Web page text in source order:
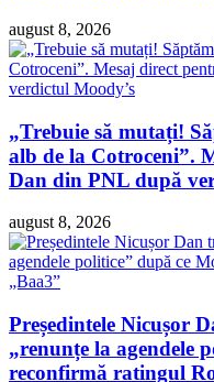
august 8, 2026
„Trebuie să mutați!
alb de la Cotroceni”.
Dan din PNL după
august 8, 2026
Președintele Nicușor
„renunțe la agendele
reconfirmă ratingul